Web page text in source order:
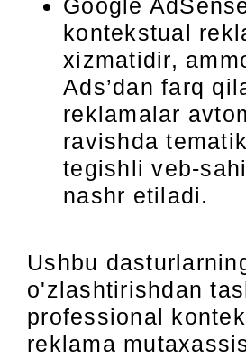
Google
kontekstual
xizmatidir,
Ads’dan farq
reklamalar
ravishda
tegishli veb-
nashr etiladi.
Ushbu
o'zlashtirishdan
professional
reklama